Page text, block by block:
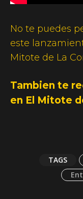
No te puedes
este
Mitote de La
Tambien te
en El Mitote
TAGS